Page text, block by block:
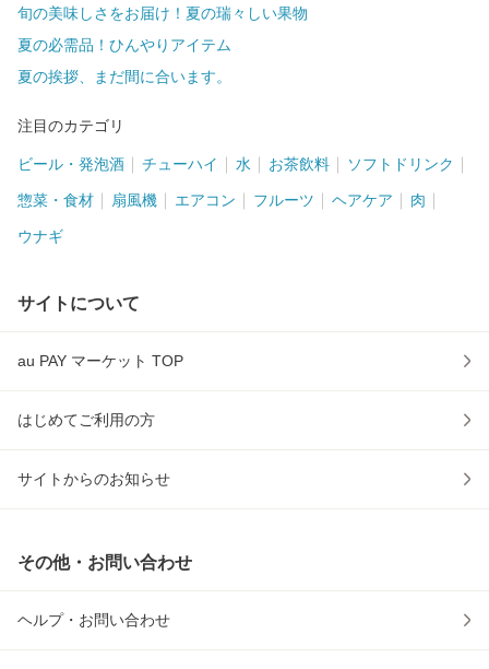
旬の美味しさをお届け！夏の瑞々しい果物
夏の必需品！ひんやりアイテム
夏の挨拶、まだ間に合います。
注目のカテゴリ
ビール・発泡酒 チューハイ 水 お茶飲料 ソフトドリンク
惣菜・食材 扇風機 エアコン フルーツ ヘアケア 肉
ウナギ
サイトについて
au PAY マーケット TOP
はじめてご利用の方
サイトからのお知らせ
その他・お問い合わせ
ヘルプ・お問い合わせ